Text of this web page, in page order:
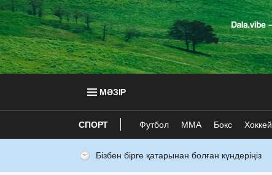
МӘЗІР
СПОРТ Футбол ММА Бокс Хоккей
Бізбен бірге қатарынан болған күндеріңіз